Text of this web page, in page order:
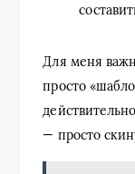
Для меня
просто
— просто